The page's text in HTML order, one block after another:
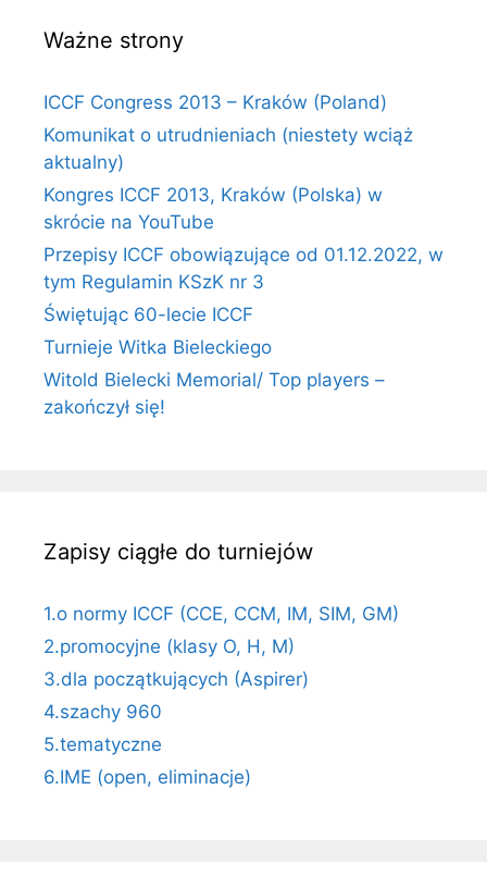
Ważne strony
ICCF Congress 2013 – Kraków (Poland)
Komunikat o utrudnieniach (niestety wciąż
aktualny)
Kongres ICCF 2013, Kraków (Polska) w
skrócie na YouTube
Przepisy ICCF obowiązujące od 01.12.2022, w
tym Regulamin KSzK nr 3
Świętując 60-lecie ICCF
Turnieje Witka Bieleckiego
Witold Bielecki Memorial/ Top players –
zakończył się!
Zapisy ciągłe do turniejów
1.o normy ICCF (CCE, CCM, IM, SIM, GM)
2.promocyjne (klasy O, H, M)
3.dla początkujących (Aspirer)
4.szachy 960
5.tematyczne
6.IME (open, eliminacje)